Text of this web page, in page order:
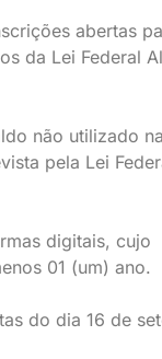
abertas
da Lei Federal
não utilizado na
pela Lei
digitais, cujo
01 (um) ano.
do dia 16 de